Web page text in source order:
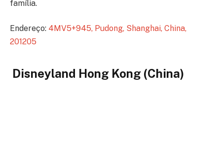
família.
Endereço: 4MV5+945, Pudong, Shanghai, China,
201205
Disneyland Hong Kong (China)